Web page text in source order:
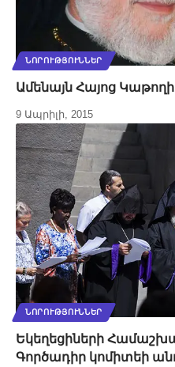
ՆՈՐՈՒԹՅՈՒՆՆԵՐ
Ամենայն Հայոց
9 Ապրիլի, 2015
ՆՈՐՈՒԹՅՈՒՆՆԵՐ
Եկեղեցիների
Գործադիր կոմիտեի